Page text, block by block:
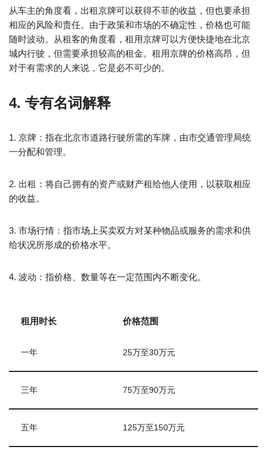
从车主的角度看，出租京牌可以获得不菲的收益，但也要承担
相应的风险和责任。由于政策和市场的不确定性，价格也可能
随时波动。从租客的角度看，租用京牌可以方便快捷地在北京
城内行驶，但需要承担较高的租金。租用京牌的价格高昂，但
对于有需求的人来说，它是必不可少的。
4. 专有名词解释
1. 京牌：指在北京市道路行驶所需的车牌，由市交通管理局统
一分配和管理。
2. 出租：将自己拥有的资产或财产租给他人使用，以获取相应
的收益。
3. 市场行情：指市场上买卖双方对某种物品或服务的需求和供
给状况所形成的价格水平。
4. 波动：指价格、数量等在一定范围内不断变化。
租用时长 价格范围
一年 25万至30万元
三年 75万至90万元
五年 125万至150万元